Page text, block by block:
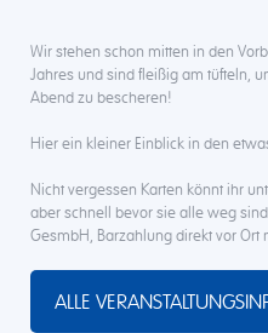
Wir stehen schon mitten in den
Jahres und sind fleißig am tüfteln,
Abend zu bescheren!
Hier ein kleiner Einblick in den
Nicht vergessen Karten könnt ihr
aber schnell bevor sie alle weg
GesmbH, Barzahlung direkt vor Ort
ALLE